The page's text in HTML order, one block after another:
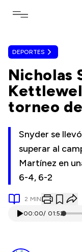
Toggle navigation
DEPORTES
Nicholas
torneo
Snyder se
superar al
Martínez en
6-4, 6-2
2 MIN
00:00/ 01:52